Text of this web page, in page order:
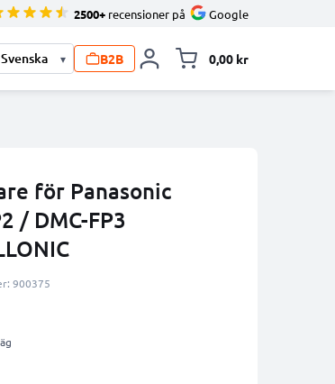
2500+ recensioner på Google
▾ B2B 0,00 kr
för Panasonic
/ DMC-FP3
900375